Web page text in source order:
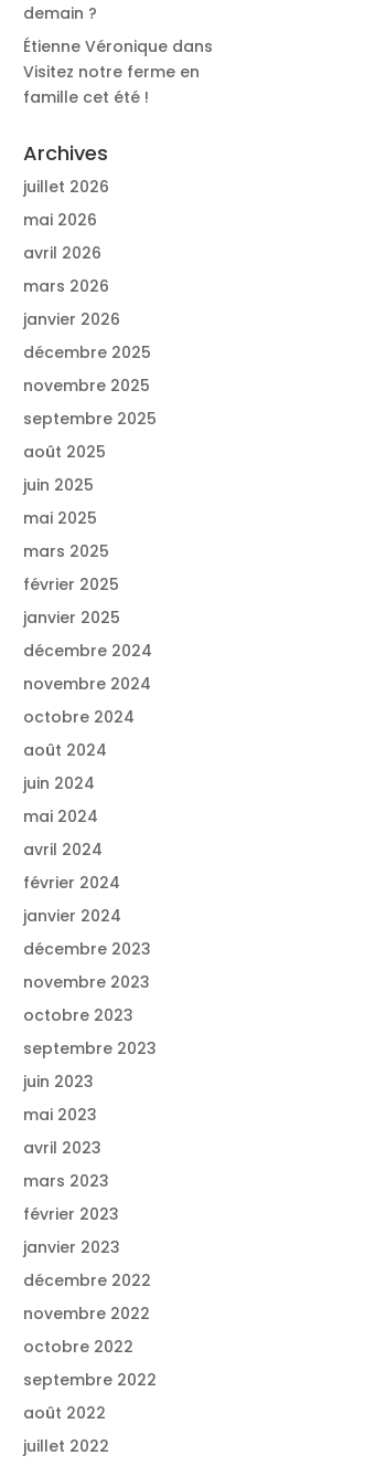
demain ?
Étienne Véronique dans
Visitez notre ferme en
famille cet été !
Archives
juillet 2026
mai 2026
avril 2026
mars 2026
janvier 2026
décembre 2025
novembre 2025
septembre 2025
août 2025
juin 2025
mai 2025
mars 2025
février 2025
janvier 2025
décembre 2024
novembre 2024
octobre 2024
août 2024
juin 2024
mai 2024
avril 2024
février 2024
janvier 2024
décembre 2023
novembre 2023
octobre 2023
septembre 2023
juin 2023
mai 2023
avril 2023
mars 2023
février 2023
janvier 2023
décembre 2022
novembre 2022
octobre 2022
septembre 2022
août 2022
juillet 2022